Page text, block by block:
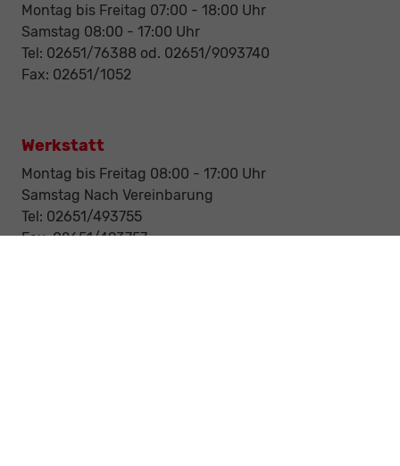
Montag bis Freitag 07:00 - 18:00 Uhr
Samstag 08:00 - 17:00 Uhr
Tel: 02651/76388 od. 02651/9093740
Fax: 02651/1052
Werkstatt
Montag bis Freitag 08:00 - 17:00 Uhr
Samstag Nach Vereinbarung
Tel: 02651/493755
Fax: 02651/493757